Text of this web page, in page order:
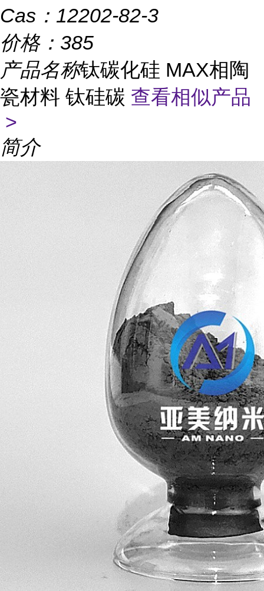
Cas： 12202-82-3
价格： 385
产品名称钛碳化硅 MAX相陶
瓷材料 钛硅碳 查看相似产品
>
简介